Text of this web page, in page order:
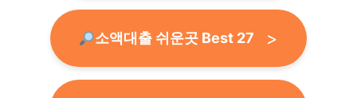
소액대출 쉬운곳 Best 27